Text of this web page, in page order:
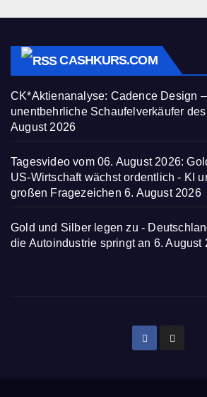
CASHKURS.COM
CK*Aktienanalyse: Cadence Design
unentbehrliche Schaufelverkäufer
August 2026
Tagesvideo vom 06. August 2026:
US-Wirtschaft wächst ordentlich - KI
großen Fragezeichen 6. August 2026
Gold und Silber legen zu -
die Autoindustrie springt an 6. August